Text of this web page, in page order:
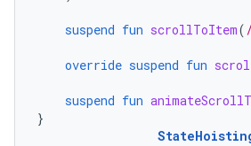
suspend fun scrollToItem(
override suspend fun
suspend fun
}